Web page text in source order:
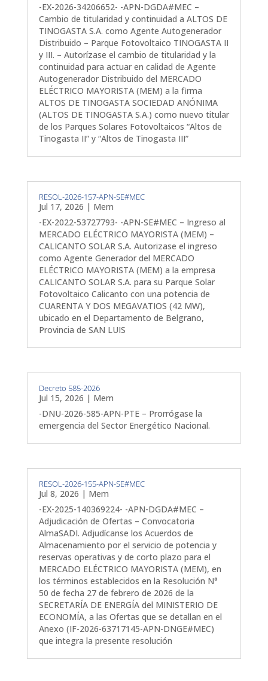
-EX-2026-34206652- -APN-DGDA#MEC –
Cambio de titularidad y continuidad a ALTOS DE
TINOGASTA S.A. como Agente Autogenerador
Distribuido – Parque Fotovoltaico TINOGASTA II
y III. – Autorízase el cambio de titularidad y la
continuidad para actuar en calidad de Agente
Autogenerador Distribuido del MERCADO
ELÉCTRICO MAYORISTA (MEM) a la firma
ALTOS DE TINOGASTA SOCIEDAD ANÓNIMA
(ALTOS DE TINOGASTA S.A.) como nuevo titular
de los Parques Solares Fotovoltaicos “Altos de
Tinogasta II” y “Altos de Tinogasta III”
RESOL-2026-157-APN-SE#MEC
Jul 17, 2026 | Mem
-EX-2022-53727793- -APN-SE#MEC – Ingreso al
MERCADO ELÉCTRICO MAYORISTA (MEM) –
CALICANTO SOLAR S.A. Autorizase el ingreso
como Agente Generador del MERCADO
ELÉCTRICO MAYORISTA (MEM) a la empresa
CALICANTO SOLAR S.A. para su Parque Solar
Fotovoltaico Calicanto con una potencia de
CUARENTA Y DOS MEGAVATIOS (42 MW),
ubicado en el Departamento de Belgrano,
Provincia de SAN LUIS
Decreto 585-2026
Jul 15, 2026 | Mem
-DNU-2026-585-APN-PTE – Prorrógase la
emergencia del Sector Energético Nacional.
RESOL-2026-155-APN-SE#MEC
Jul 8, 2026 | Mem
-EX-2025-140369224- -APN-DGDA#MEC –
Adjudicación de Ofertas – Convocatoria
AlmaSADI. Adjudícanse los Acuerdos de
Almacenamiento por el servicio de potencia y
reservas operativas y de corto plazo para el
MERCADO ELÉCTRICO MAYORISTA (MEM), en
los términos establecidos en la Resolución N°
50 de fecha 27 de febrero de 2026 de la
SECRETARÍA DE ENERGÍA del MINISTERIO DE
ECONOMÍA, a las Ofertas que se detallan en el
Anexo (IF-2026-63717145-APN-DNGE#MEC)
que integra la presente resolución